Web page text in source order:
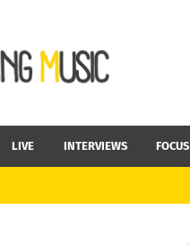
LIVE INTERVIEWS FOCUS